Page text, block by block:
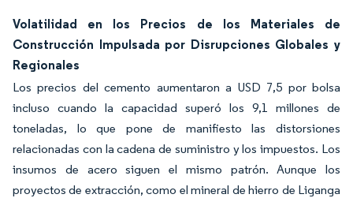
Volatilidad en los Precios de los Materiales de
Construcción Impulsada por Disrupciones Globales y
Regionales
Los precios del cemento aumentaron a USD 7,5 por bolsa
incluso cuando la capacidad superó los 9,1 millones de
toneladas, lo que pone de manifiesto las distorsiones
relacionadas con la cadena de suministro y los impuestos. Los
insumos de acero siguen el mismo patrón. Aunque los
proyectos de extracción, como el mineral de hierro de Liganga